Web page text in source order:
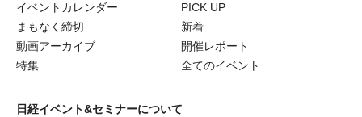
イベントカレンダー
PICK UP
まもなく締切
新着
動画アーカイブ
開催レポート
特集
全てのイベント
日経イベント&セミナーについて